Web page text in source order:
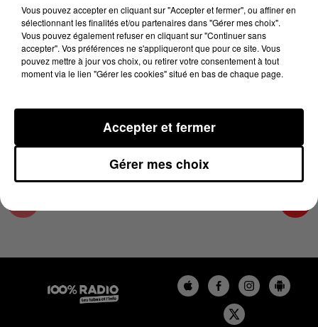
17 janvier 2025 - 1 min 14 sec
L'AGENDA DU TARN ET GARONNE DU
17/01/2025 À 13H33
L'agenda du Tarn et Garonne
Vous pouvez accepter en cliquant sur "Accepter et fermer", ou affiner en
sélectionnant les finalités et/ou partenaires dans "Gérer mes choix".
Vous pouvez également refuser en cliquant sur "Continuer sans
accepter". Vos préférences ne s'appliqueront que pour ce site. Vous
pouvez mettre à jour vos choix, ou retirer votre consentement à tout
moment via le lien "Gérer les cookies" situé en bas de chaque page.
Gérer mes choix
Accepter et fermer